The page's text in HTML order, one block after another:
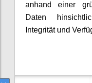
anhand einer
Daten
Integrität und